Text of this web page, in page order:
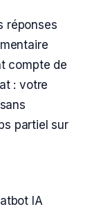
réponses
compte de
: votre
partiel sur
IA